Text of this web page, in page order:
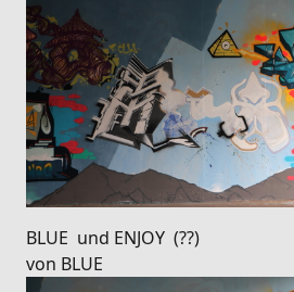
BLUE und
von BLUE